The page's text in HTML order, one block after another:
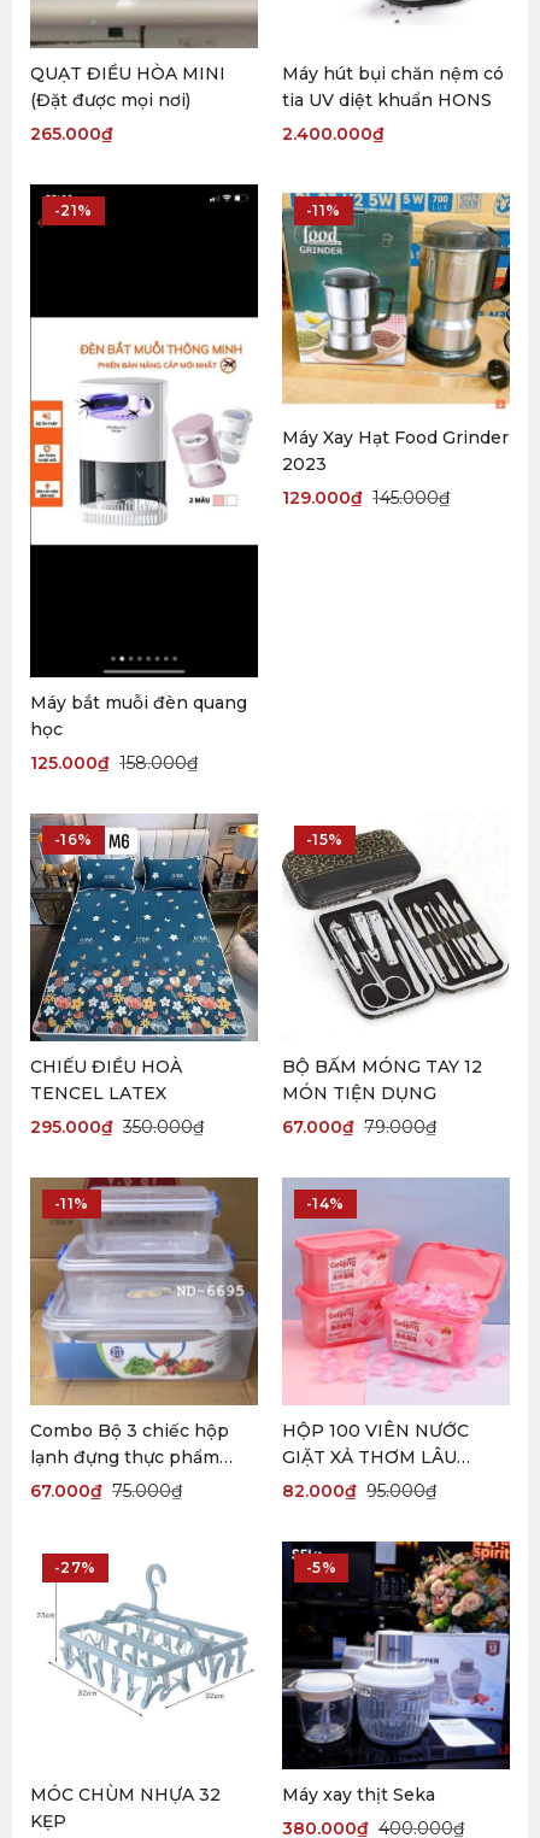
QUẠT ĐIỀU HÒA MINI
(Đặt được mọi nơi)
265.000₫
Máy hút bụi chăn nệm có
tia UV diệt khuẩn HONS
2.400.000₫
-21%
Máy bắt muỗi đèn quang
học
158.000₫
125.000₫
-11%
Máy Xay Hạt Food Grinder
2023
145.000₫
129.000₫
-16%
CHIẾU ĐIỀU HOÀ
TENCEL LATEX
350.000₫
295.000₫
-15%
BỘ BẤM MÓNG TAY 12
MÓN TIỆN DỤNG
79.000₫
67.000₫
-11%
Combo Bộ 3 chiếc hộp
lạnh đựng thực phẩm
bằng nhựa Việt nhật95
75.000₫
67.000₫
-14%
HỘP 100 VIÊN NƯỚC
GIẶT XẢ THƠM LÂU
GELIJING 95.000₫
82.000₫
-27%
MÓC CHÙM NHỰA 32
KẸP
-5%
Máy xay thịt Seka
400.000₫
380.000₫